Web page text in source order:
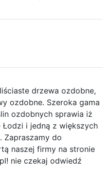
drzewa ozdobne,
ozdobne. Szeroka gama
ozdobnych sprawia iż
Łodzi i jedną z większych
Zapraszamy do
naszej firmy na stronie
nie czekaj odwiedź